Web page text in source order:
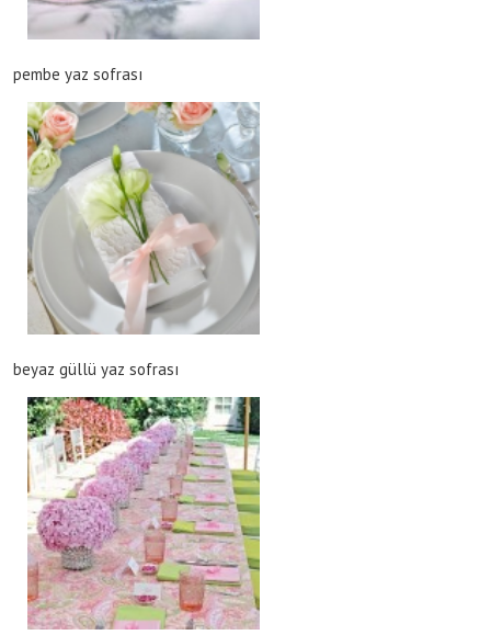
pembe yaz sofrası
beyaz güllü yaz sofrası